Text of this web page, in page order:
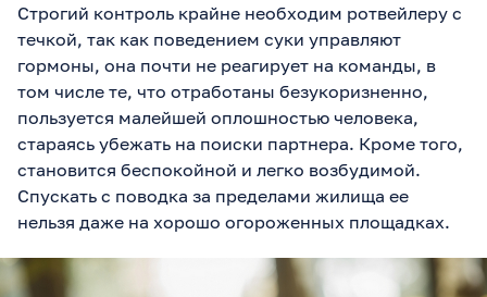
Строгий контроль крайне необходим ротвейлеру с
течкой, так как поведением суки управляют
гормоны, она почти не реагирует на команды, в
том числе те, что отработаны безукоризненно,
пользуется малейшей оплошностью человека,
стараясь убежать на поиски партнера. Кроме того,
становится беспокойной и легко возбудимой.
Спускать с поводка за пределами жилища ее
нельзя даже на хорошо огороженных площадках.